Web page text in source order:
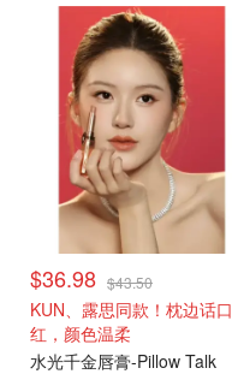
$36.98 $43.50
KUN、露思同款！枕边话口
红，颜色温柔
水光千金唇膏-Pillow Talk